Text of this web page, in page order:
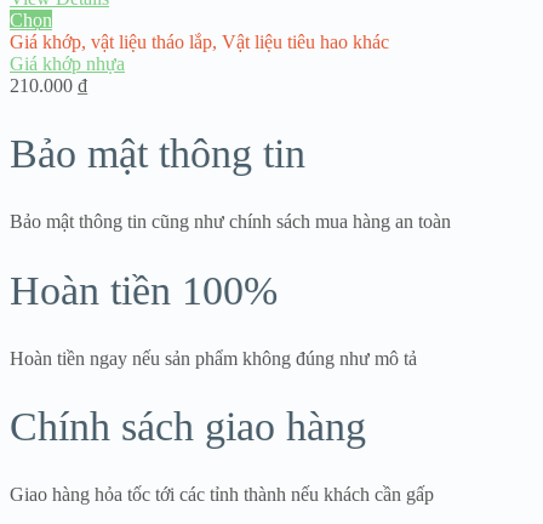
Chọn
Giá khớp, vật liệu tháo lắp, Vật liệu tiêu hao khác
Giá khớp nhựa
210.000 ₫
Bảo mật thông tin
Bảo mật thông tin cũng như chính sách mua hàng an toàn
Hoàn tiền 100%
Hoàn tiền ngay nếu sản phẩm không đúng như mô tả
Chính sách giao hàng
Giao hàng hỏa tốc tới các tỉnh thành nếu khách cần gấp